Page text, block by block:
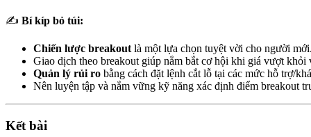
✍️ Bí kíp bỏ túi:
Chiến lược breakout là một lựa chọn tuyệt vời cho người
Giao dịch theo breakout giúp nắm bắt cơ hội khi giá vượt khỏi
Quản lý rủi ro bằng cách đặt lệnh cắt lỗ tại các mức hỗ trợ/
Nên luyện tập và nắm vững kỹ năng xác định điểm breakout
Kết bài